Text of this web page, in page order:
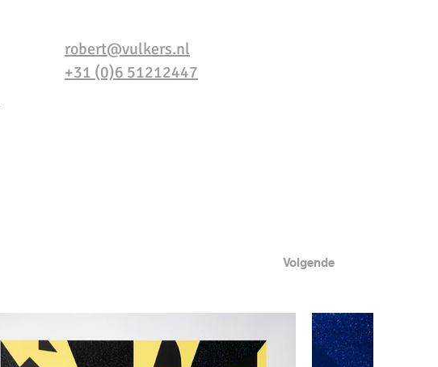
robert@vulkers.nl
+31 (0)6 51212447
Volgende